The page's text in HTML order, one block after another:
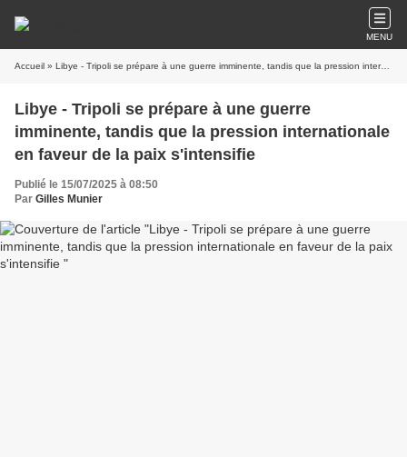
MENU
Accueil » Libye - Tripoli se prépare à une guerre imminente, tandis que la pression internationale en faveur de la paix s'intensifie
Libye - Tripoli se prépare à une guerre
imminente, tandis que la pression internationale
en faveur de la paix s'intensifie
Publié le 15/07/2025 à 08:50
Par Gilles Munier